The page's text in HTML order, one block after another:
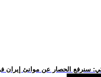
سنرفع الحصار عن موانئ إيران